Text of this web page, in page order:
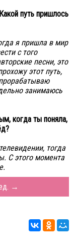
путь пришлось
я пришла в мир
с того
песни, это
этот путь,
занимаюсь
когда ты поняла,
тогда
С этого момента
→